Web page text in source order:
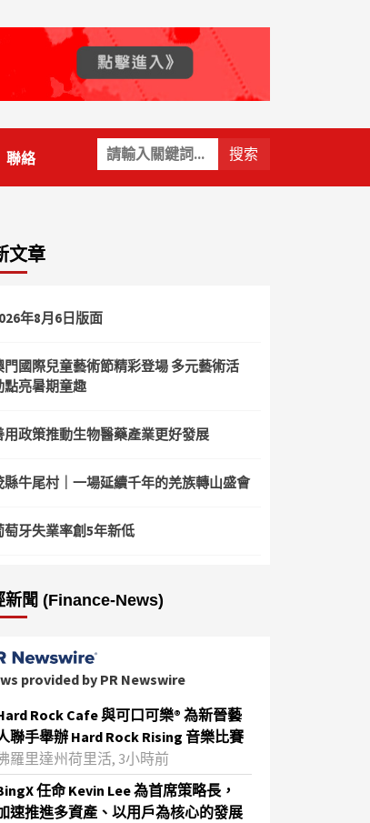
關
鍵
字:
聯絡
文章
年8月6日版面
門國際兒童藝術節精彩登場 多元藝術活
點亮暑期童趣
用政策推動生物醫藥產業更好發展
縣牛尾村｜一場延續千年的羌族轉山盛會
萄牙失業率創5年新低
新聞 (Finance-News)
provided by PR Newswire
Rock Cafe 與可口可樂® 為新晉藝
聯手舉辦 Hard Rock Rising 音樂比賽
羅里達州荷里活, 3小時前
任命 Kevin Lee 為首席策略長，
速推進多資產、以用戶為核心的發展